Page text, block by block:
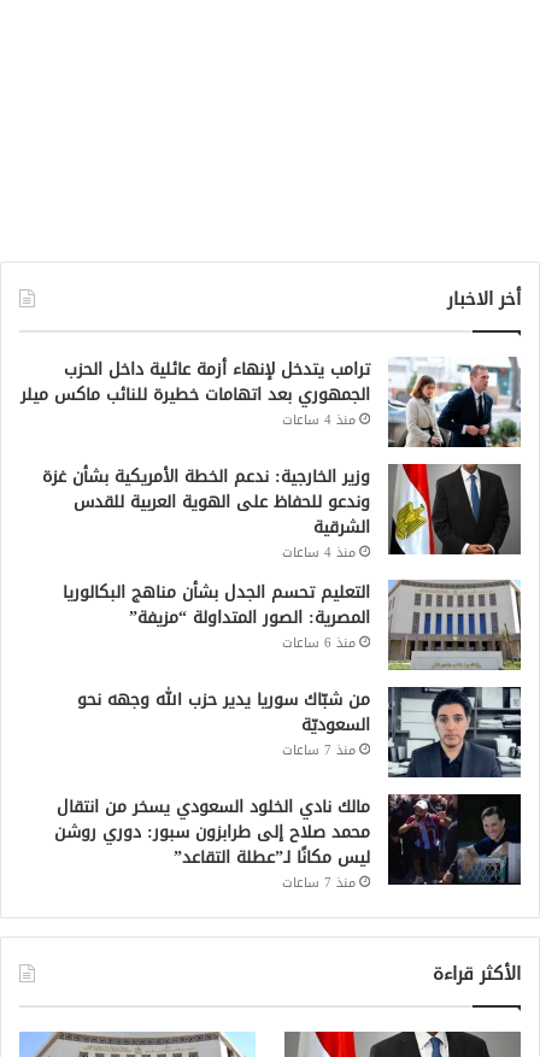
أخر الاخبار
ترامب يتدخل لإنهاء أزمة عائلية داخل الحزب
الجمهوري بعد اتهامات خطيرة للنائب ماكس ميلر
منذ 4 ساعات
وزير الخارجية: ندعم الخطة الأمريكية بشأن غزة
وندعو للحفاظ على الهوية العربية للقدس
الشرقية
منذ 4 ساعات
التعليم تحسم الجدل بشأن مناهج البكالوريا
المصرية: الصور المتداولة “مزيفة”
منذ 6 ساعات
من شبّاك سوريا يدير حزب الله وجهه نحو
السعوديّة
منذ 7 ساعات
مالك نادي الخلود السعودي يسخر من انتقال
محمد صلاح إلى طرابزون سبور: دوري روشن
ليس مكانًا لـ”عطلة التقاعد”
منذ 7 ساعات
الأكثر قراءة